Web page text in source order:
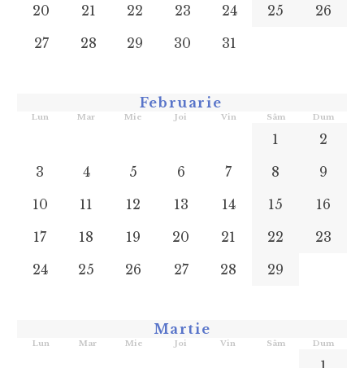
20
21 22 23 24 25
26
27
28 29 30 31
Februarie
Lun Mar Mie Joi Vin Sâm Dum
1
2
3
4 5 6 7 8
9
10
11 12 13 14 15
16
17
18 19 20 21 22
23
24
25 26 27 28 29
Martie
Lun Mar Mie Joi Vin Sâm Dum